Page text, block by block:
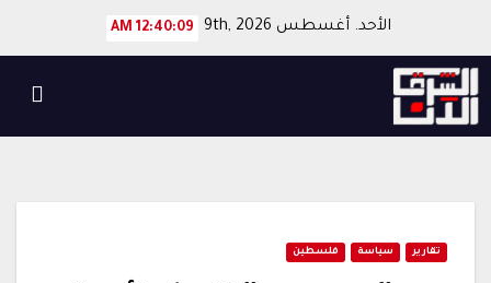
content
الأحد. أغسطس 9th, 2026 12:40:10 AM
تقارير سياسة فلسطين